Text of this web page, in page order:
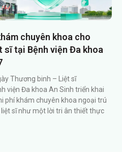
chuyên khoa cho
sĩ tại Bệnh viện Đa khoa
Thương binh – Liệt sĩ
viện Đa khoa An Sinh triển khai
phí khám chuyên khoa ngoại trú
sĩ như một lời tri ân thiết thực